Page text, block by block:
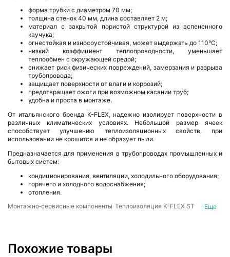
форма трубки с диаметром 70 мм;
толщина стенок 40 мм, длина составляет 2 м;
материал с закрытой пористой структурой из вспененного
каучука;
огнестойкая и износоустойчивая, может выдержать до 110°C;
низкий коэффициент теплопроводности, уменьшает
теплообмен с окружающей средой;
снижает риск физических повреждений, замерзания и разрыва
трубопровода;
защищает поверхности от влаги и коррозий;
предотвращает ожоги при возможном касании труб;
удобна и проста в монтаже.
От итальянского бренда K-FLEX, надежно изолирует поверхности в
различных климатических условиях. Небольшой размер ячеек
способствует улучшению теплоизоляционных свойств, при
использовании не крошится и не образует пыли.
Предназначается для применения в трубопроводах промышленных и
бытовых систем:
кондиционирования, вентиляции, холодильного оборудования;
горячего и холодного водоснабжения;
отопления.
Монтажно‑сервисные компоненты Теплоизоляция K-FLEX ST
Еще
Похожие товары